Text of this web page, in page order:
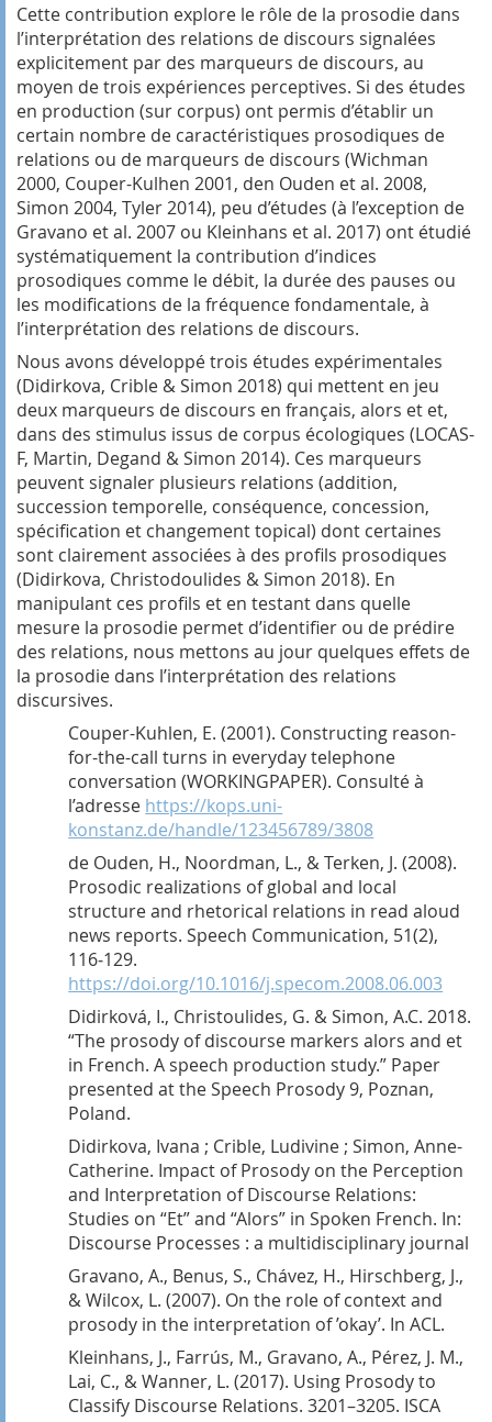
Cette contribution explore le rôle de la prosodie dans
l’interprétation des relations de discours signalées
explicitement par des marqueurs de discours, au
moyen de trois expériences perceptives. Si des études
en production (sur corpus) ont permis d’établir un
certain nombre de caractéristiques prosodiques de
relations ou de marqueurs de discours (Wichman
2000, Couper-Kulhen 2001, den Ouden et al. 2008,
Simon 2004, Tyler 2014), peu d’études (à l’exception de
Gravano et al. 2007 ou Kleinhans et al. 2017) ont étudié
systématiquement la contribution d’indices
prosodiques comme le débit, la durée des pauses ou
les modifications de la fréquence fondamentale, à
l’interprétation des relations de discours.
Nous avons développé trois études expérimentales
(Didirkova, Crible & Simon 2018) qui mettent en jeu
deux marqueurs de discours en français, alors et et,
dans des stimulus issus de corpus écologiques (LOCAS-
F, Martin, Degand & Simon 2014). Ces marqueurs
peuvent signaler plusieurs relations (addition,
succession temporelle, conséquence, concession,
spécification et changement topical) dont certaines
sont clairement associées à des profils prosodiques
(Didirkova, Christodoulides & Simon 2018). En
manipulant ces profils et en testant dans quelle
mesure la prosodie permet d’identifier ou de prédire
des relations, nous mettons au jour quelques effets de
la prosodie dans l’interprétation des relations
discursives.
Couper-Kuhlen, E. (2001). Constructing reason-
for-the-call turns in everyday telephone
conversation (WORKINGPAPER). Consulté à
l’adresse https://kops.uni-
konstanz.de/handle/123456789/3808
de Ouden, H., Noordman, L., & Terken, J. (2008).
Prosodic realizations of global and local
structure and rhetorical relations in read aloud
news reports. Speech Communication, 51(2),
116‑129.
https://doi.org/10.1016/j.specom.2008.06.003
Didirková, I., Christoulides, G. & Simon, A.C. 2018.
“The prosody of discourse markers alors and et
in French. A speech production study.” Paper
presented at the Speech Prosody 9, Poznan,
Poland.
Didirkova, Ivana ; Crible, Ludivine ; Simon, Anne-
Catherine. Impact of Prosody on the Perception
and Interpretation of Discourse Relations:
Studies on “Et” and “Alors” in Spoken French. In:
Discourse Processes : a multidisciplinary journal
Gravano, A., Benus, S., Chávez, H., Hirschberg, J.,
& Wilcox, L. (2007). On the role of context and
prosody in the interpretation of ’okay’. In ACL.
Kleinhans, J., Farrús, M., Gravano, A., Pérez, J. M.,
Lai, C., & Wanner, L. (2017). Using Prosody to
Classify Discourse Relations. 3201–3205. ISCA